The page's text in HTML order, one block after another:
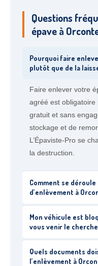
Questions
épave à
Pourquoi faire
plutôt que de la
Faire enlever votre
agréé est obligatoire
gratuit et sans
stockage et de
L’Épaviste-Pro se
la destruction.
Comment se
d’enlèvement à
Mon véhicule est
vous venir le
Quels documents
l’enlèvement à